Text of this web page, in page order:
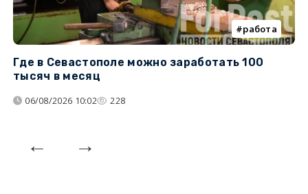
работа
Где в Севастополе можно заработать 100
тысяч в месяц
06/08/2026 10:02 228